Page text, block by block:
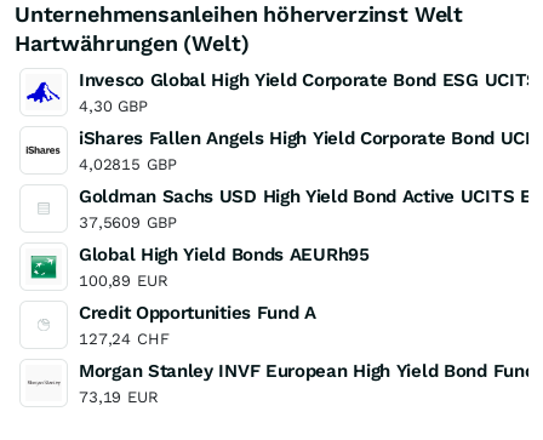
Unternehmensanleihen höherverzinst Welt
Hartwährungen (Welt)
Invesco Global High Yield Corporate Bond ESG
4,30 GBP
iShares Fallen Angels High Yield Corporate Bond
4,02815 GBP
Goldman Sachs USD High Yield Bond Active UCITS
37,5609 GBP
Global High Yield Bonds AEURh95
100,89 EUR
Credit Opportunities Fund A
127,24 CHF
Morgan Stanley INVF European High Yield Bond Fund
73,19 EUR